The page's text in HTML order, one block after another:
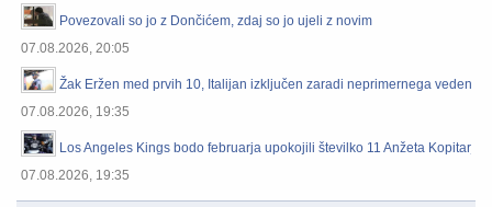
Povezovali so jo z Dončićem, zdaj so jo ujeli z novim
07.08.2026, 20:05
Žak Eržen med prvih 10, Italijan izključen zaradi neprimernega vedenja
07.08.2026, 19:35
Los Angeles Kings bodo februarja upokojili številko 11 Anžeta Kopitarja
07.08.2026, 19:35